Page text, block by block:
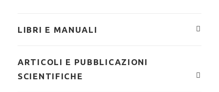
LIBRI E MANUALI
ARTICOLI E PUBBLICAZIONI
SCIENTIFICHE